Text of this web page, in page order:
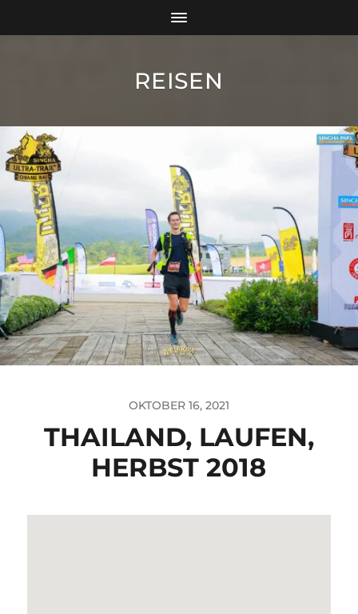
REISEN
OKTOBER 16, 2021
THAILAND, LAUFEN,
HERBST 2018